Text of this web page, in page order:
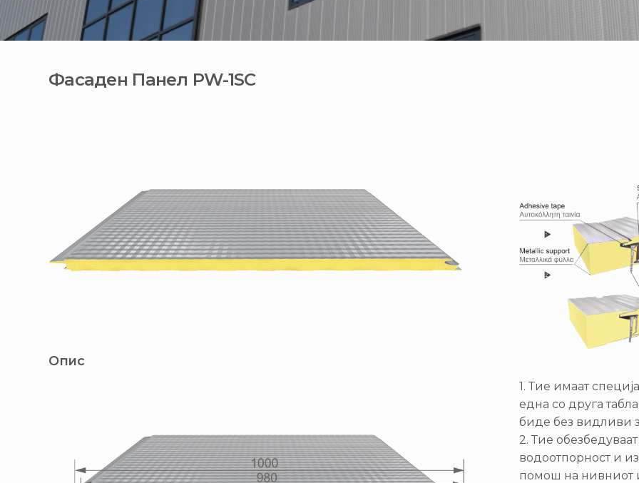
Фасаден Панел PW-1SC
Опис
1. Тие имаат
една со друга
биде без видливи
2. Тие
водоотпорност и
помош на нивниот